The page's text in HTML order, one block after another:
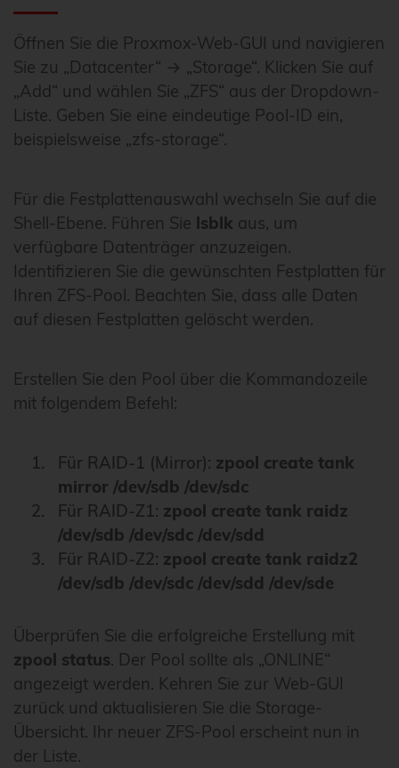
Öffnen Sie die Proxmox-Web-GUI und navigieren
Sie zu „Datacenter“ → „Storage“. Klicken Sie auf
„Add“ und wählen Sie „ZFS“ aus der Dropdown-
Liste. Geben Sie eine eindeutige Pool-ID ein,
beispielsweise „zfs-storage“.
Für die Festplattenauswahl wechseln Sie auf die
Shell-Ebene. Führen Sie lsblk aus, um
verfügbare Datenträger anzuzeigen.
Identifizieren Sie die gewünschten Festplatten für
Ihren ZFS-Pool. Beachten Sie, dass alle Daten
auf diesen Festplatten gelöscht werden.
Erstellen Sie den Pool über die Kommandozeile
mit folgendem Befehl:
Für RAID-1 (Mirror): zpool create tank
mirror /dev/sdb /dev/sdc
Für RAID-Z1: zpool create tank raidz
/dev/sdb /dev/sdc /dev/sdd
Für RAID-Z2: zpool create tank raidz2
/dev/sdb /dev/sdc /dev/sdd /dev/sde
Überprüfen Sie die erfolgreiche Erstellung mit
zpool status. Der Pool sollte als „ONLINE“
angezeigt werden. Kehren Sie zur Web-GUI
zurück und aktualisieren Sie die Storage-
Übersicht. Ihr neuer ZFS-Pool erscheint nun in
der Liste.